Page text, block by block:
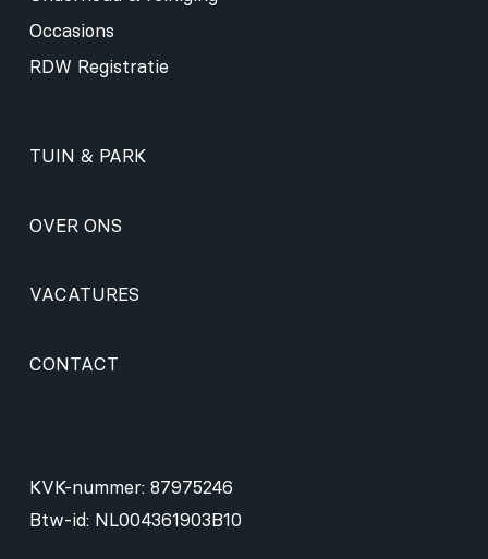
Occasions
RDW Registratie
TUIN & PARK
OVER ONS
VACATURES
CONTACT
KVK-nummer: 87975246
Btw-id: NL004361903B10